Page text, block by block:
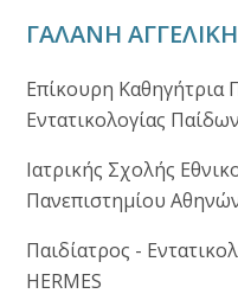
ΓΑΛΑΝΗ ΑΓΓΕΛΙΚΗ
Eπίκουρη Καθηγήτρια
Εντατικολογίας Παίδων
Ιατρικής Σχολής
Πανεπιστημίου
Παιδίατρος -
HERMES